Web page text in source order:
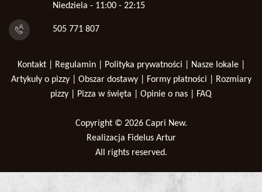
Niedziela - 11:00 - 22:15
505 771 807
Kontakt| Regulamin| Polityka prywatności Nasze lokale|
Artykuły o pizzy| Obszar dostawy| Formy płatności
Rozmiary
pizzy
Pizza w święta Opinie o nas FAQ
Copyright © 2026 Capri New.
Realizacja Fidelus Artur
All rights reserved.